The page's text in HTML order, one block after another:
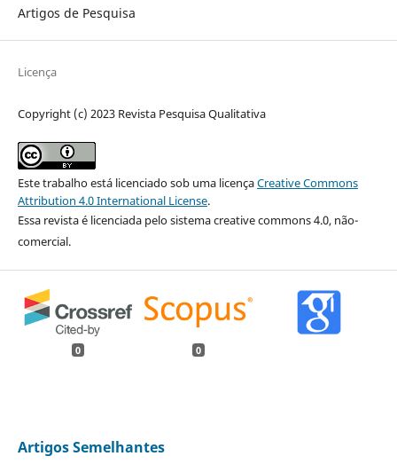
Artigos de Pesquisa
Licença
Copyright (c) 2023 Revista Pesquisa Qualitativa
Este trabalho está licenciado sob uma licençaCreative Commons
Attribution 4.0 International License.
Essa revista é licenciada pelo sistema creative commons 4.0, não-
comercial.
0 0
Artigos Semelhantes